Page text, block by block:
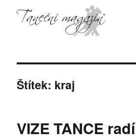
Štítek: kraj
VIZE TANCE radí